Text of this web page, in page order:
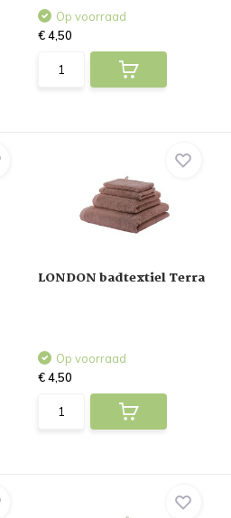
Op voorraad
€ 4,50
LONDON badtextiel Terra
Op voorraad
€ 4,50